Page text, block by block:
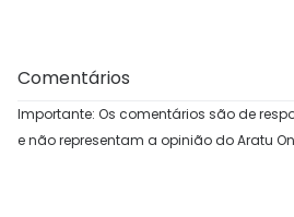
Comentários
Importante: Os comentários são de
e não representam a opinião do Aratu